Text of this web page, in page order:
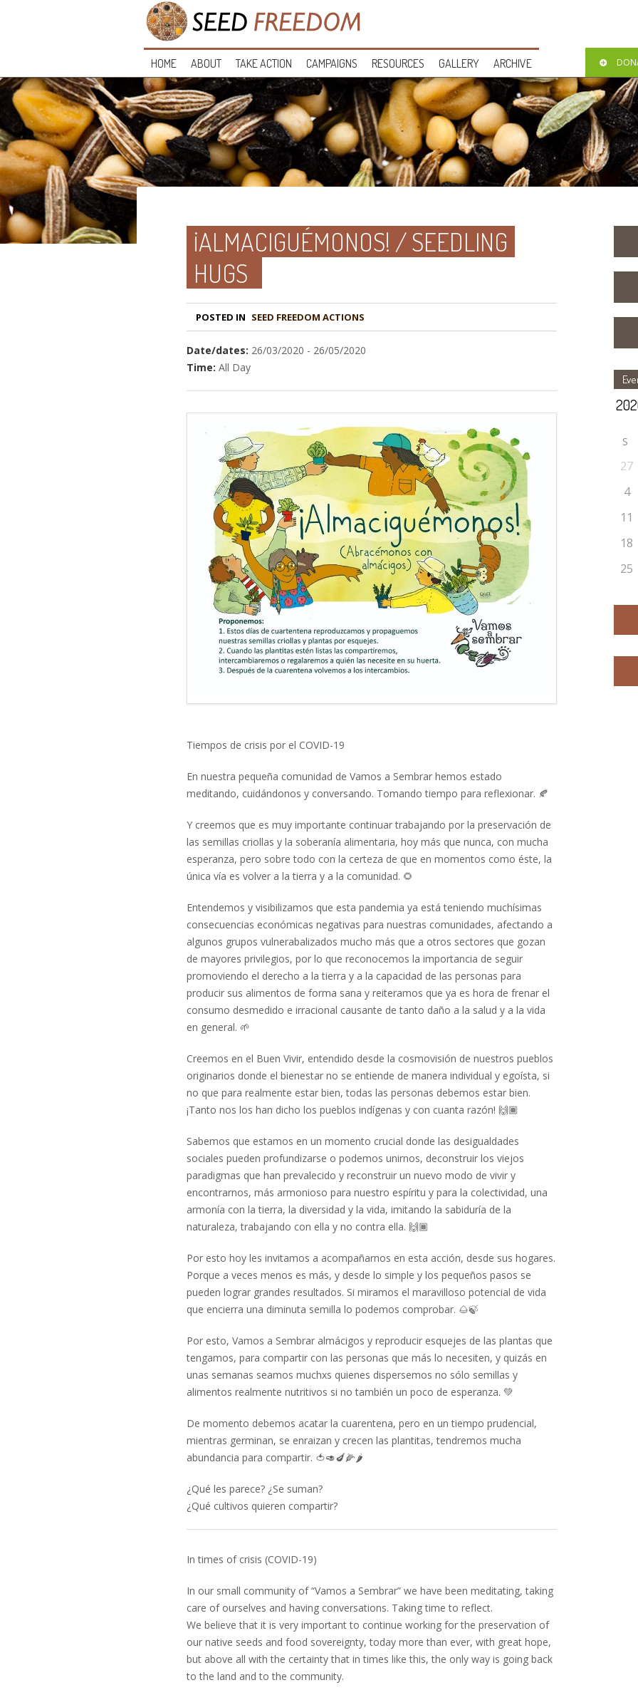
HOME ABOUT TAKE ACTION CAMPAIGNS RESOURCES GALLERY ARCHIVE
¡ALMACIGUÉMONOS! / SEEDLING
HUGS
POSTED IN
Date/dates: 26/03/2020 - 26/05/2020
Time: All Day
Tiempos de crisis por el COVID-19
En nuestra pequeña comunidad de Vamos a Sembrar hemos estado
meditando, cuidándonos y conversando. Tomando tiempo para reflexionar. 🍂
Y creemos que es muy importante continuar trabajando por la preservación de
las semillas criollas y la soberanía alimentaria, hoy más que nunca, con mucha
esperanza, pero sobre todo con la certeza de que en momentos como éste, la
única vía es volver a la tierra y a la comunidad. 🌻
Entendemos y visibilizamos que esta pandemia ya está teniendo muchísimas
consecuencias económicas negativas para nuestras comunidades, afectando a
algunos grupos vulnerabalizados mucho más que a otros sectores que gozan
de mayores privilegios, por lo que reconocemos la importancia de seguir
promoviendo el derecho a la tierra y a la capacidad de las personas para
producir sus alimentos de forma sana y reiteramos que ya es hora de frenar el
consumo desmedido e irracional causante de tanto daño a la salud y a la vida
en general. 🌱
Creemos en el Buen Vivir, entendido desde la cosmovisión de nuestros pueblos
originarios donde el bienestar no se entiende de manera individual y egoísta, si
no que para realmente estar bien, todas las personas debemos estar bien.
¡Tanto nos los han dicho los pueblos indígenas y con cuanta razón! 🙌🏾
Sabemos que estamos en un momento crucial donde las desigualdades
sociales pueden profundizarse o podemos unirnos, deconstruir los viejos
paradigmas que han prevalecido y reconstruir un nuevo modo de vivir y
encontrarnos, más armonioso para nuestro espíritu y para la colectividad, una
armonía con la tierra, la diversidad y la vida, imitando la sabiduría de la
naturaleza, trabajando con ella y no contra ella. 🙌🏾
Por esto hoy les invitamos a acompañarnos en esta acción, desde sus hogares.
Porque a veces menos es más, y desde lo simple y los pequeños pasos se
pueden lograr grandes resultados. Si miramos el maravilloso potencial de vida
que encierra una diminuta semilla lo podemos comprobar. 🌰🍃
Por esto, Vamos a Sembrar almácigos y reproducir esquejes de las plantas que
tengamos, para compartir con las personas que más lo necesiten, y quizás en
unas semanas seamos muchxs quienes dispersemos no sólo semillas y
alimentos realmente nutritivos si no también un poco de esperanza. 💚
De momento debemos acatar la cuarentena, pero en un tiempo prudencial,
mientras germinan, se enraizan y crecen las plantitas, tendremos mucha
abundancia para compartir. 🍅🥑🍆🌽 🌶️
¿Qué les parece? ¿Se suman?
¿Qué cultivos quieren compartir?
In times of crisis (COVID-19)
In our small community of “Vamos a Sembrar” we have been meditating, taking
care of ourselves and having conversations. Taking time to reflect.
We believe that it is very important to continue working for the preservation of
our native seeds and food sovereignty, today more than ever, with great hope,
but above all with the certainty that in times like this, the only way is going back
to the land and to the community.
S
27
4
11
18
25